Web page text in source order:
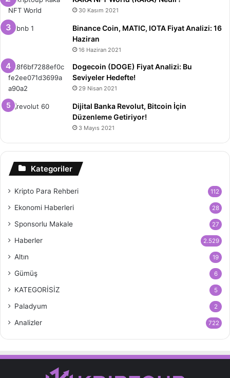
30 Kasım 2021
Binance Coin, MATIC, IOTA Fiyat Analizi: 16
Haziran
16 Haziran 2021
Dogecoin (DOGE) Fiyat Analizi: Bu
Seviyeler Hedefte!
29 Nisan 2021
Dijital Banka Revolut, Bitcoin İçin
Düzenleme Getiriyor!
3 Mayıs 2021
Kategoriler
Kripto Para Rehberi 112
Ekonomi Haberleri 28
Sponsorlu Makale 27
Haberler 2.529
Altın 19
Gümüş 6
KATEGORİSİZ 5
Paladyum 2
Analizler 722